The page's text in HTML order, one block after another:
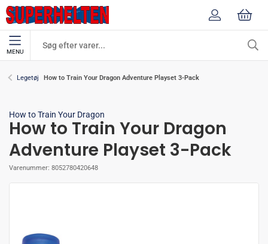
MENU
Legetøj How to Train Your Dragon Adventure Playset 3-Pack
How to Train Your Dragon
How to Train Your Dragon
Adventure Playset 3-Pack
Varenummer: 8052780420648